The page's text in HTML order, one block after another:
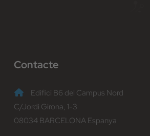
Contacte
Edifici B6 del Campus Nord
C/Jordi Girona, 1-3
08034 BARCELONA Espanya